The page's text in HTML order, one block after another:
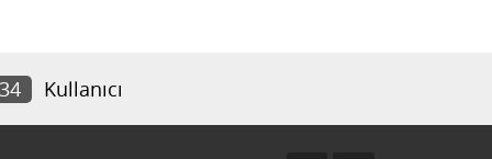
Kullanıcı